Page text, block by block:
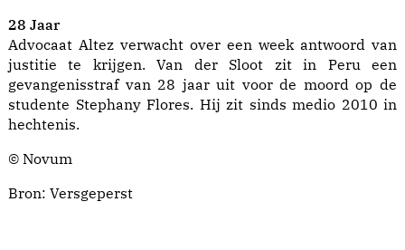
28 Jaar
Advocaat Altez verwacht over een week antwoord van
justitie te krijgen. Van der Sloot zit in Peru een
gevangenisstraf van 28 jaar uit voor de moord op de
studente Stephany Flores. Hij zit sinds medio 2010 in
hechtenis.
© Novum
Bron: Versgeperst